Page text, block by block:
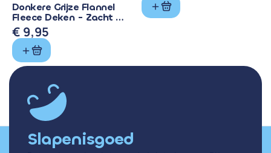
Donkere Grijze Flannel
Fleece Deken - Zacht &
Warm
€ 9,95
Slapenisgoed